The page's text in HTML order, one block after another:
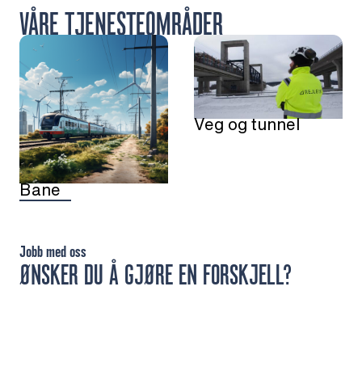
VÅRE TJENESTEOMRÅDER
Bane
Veg og tunnel
ØNSKER DU Å GJØRE EN FORSKJELL?
Jobb med oss